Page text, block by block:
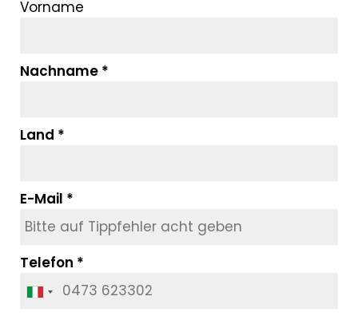
Vorname
Nachname
Land
E-Mail
Telefon